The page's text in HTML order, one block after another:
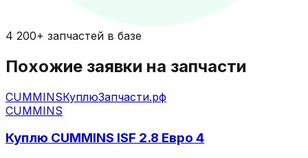
4 200+ запчастей в базе
Похожие заявки на запчасти
CUMMINSКуплюЗапчасти.рф
CUMMINS
Куплю CUMMINS ISF 2.8 Евро 4